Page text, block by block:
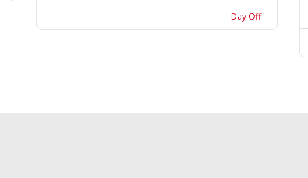
Day Off!